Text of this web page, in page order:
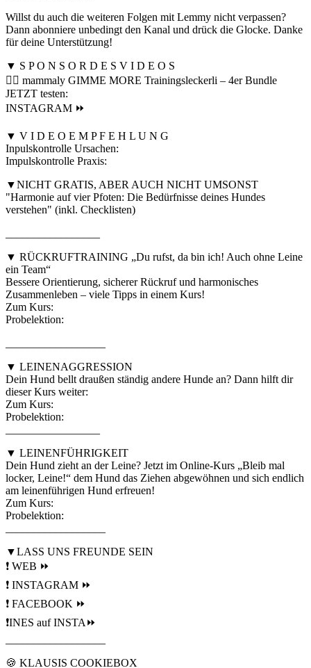
Willst du auch die weiteren Folgen mit Lemmy nicht verpassen?
Dann abonniere unbedingt den Kanal und drück die Glocke. Danke
für deine Unterstützung!
▼ S P O N S O R D E S V I D E O S
👉🏼 mammaly GIMME MORE Trainingsleckerli – 4er Bundle
JETZT testen:
INSTAGRAM ⏩
▼ V I D E O E M P F E H L U N G
Inpulskontrolle Ursachen:
Impulskontrolle Praxis:
▼NICHT GRATIS, ABER AUCH NICHT UMSONST
"Harmonie auf vier Pfoten: Die Bedürfnisse deines Hundes
verstehen" (inkl. Checklisten)
▼ RÜCKRUFTRAINING „Du rufst, da bin ich! Auch ohne Leine
ein Team“
Bessere Orientierung, sicherer Rückruf und harmonisches
Zusammenleben – viele Tipps in einem Kurs!
Zum Kurs:
Probelektion:
▼ LEINENAGGRESSION
Dein Hund bellt draußen ständig andere Hunde an? Dann hilft dir
dieser Kurs weiter:
Zum Kurs:
Probelektion:
▼ LEINENFÜHRIGKEIT
Dein Hund zieht an der Leine? Jetzt im Online-Kurs „Bleib mal
locker, Leine!“ dem Hund das Ziehen abgewöhnen und sich endlich
am leinenführigen Hund erfreuen!
Zum Kurs:
Probelektion:
▼LASS UNS FREUNDE SEIN
❗️ WEB ⏩
❗️ INSTAGRAM ⏩
❗️ FACEBOOK ⏩
❗️INES auf INSTA⏩
🍪 KLAUSIS COOKIEBOX